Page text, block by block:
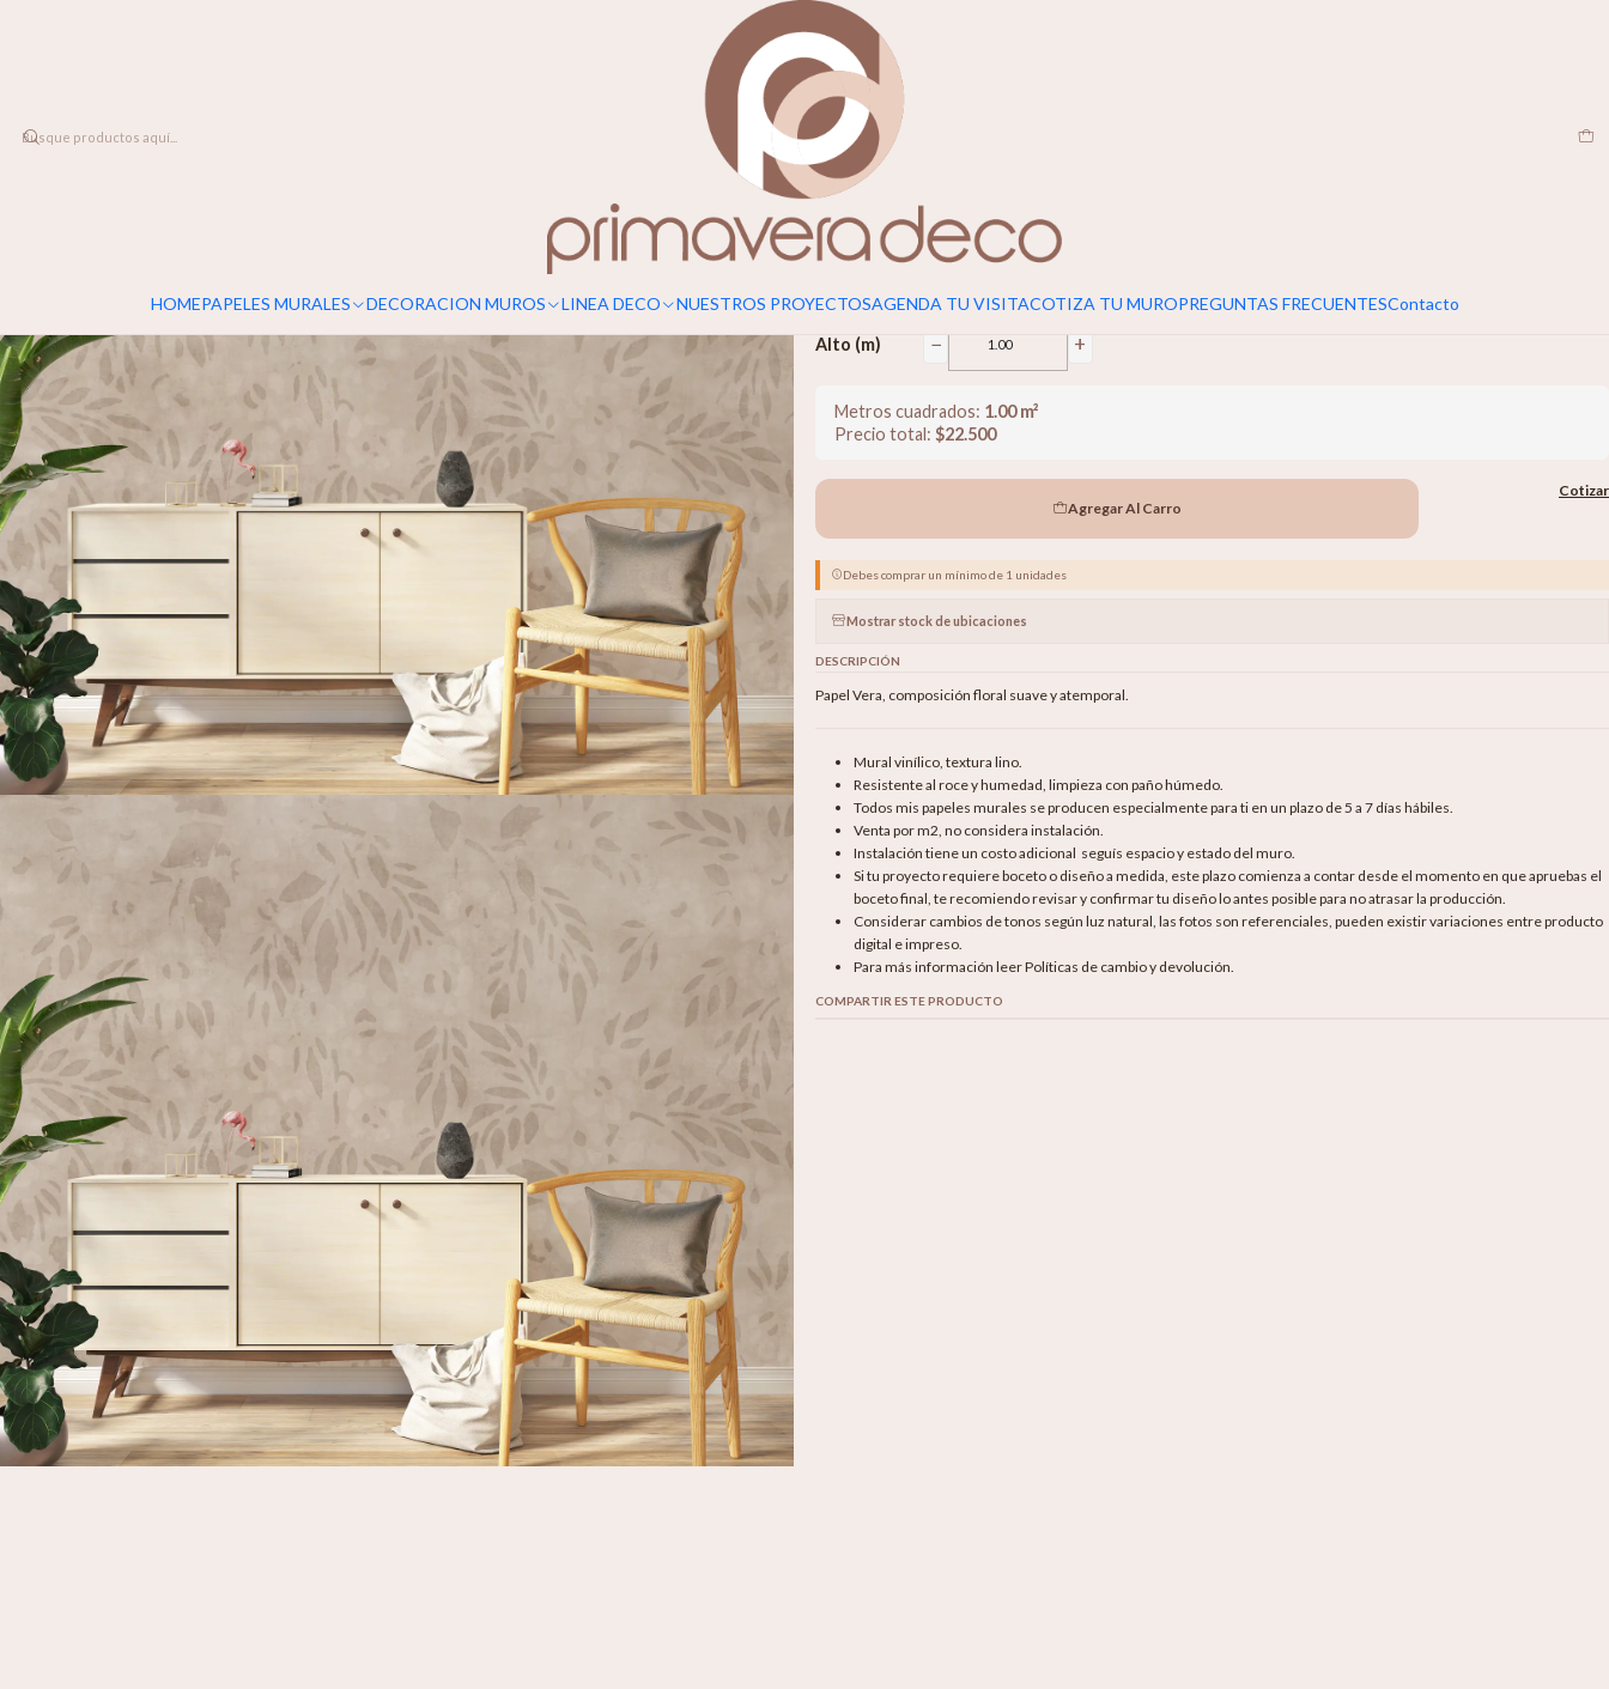
HOMEPAPELES MURALES DECORACION MUROS LINEA DECO NUESTROS PROYECTOSAGENDA TU VISITACOTIZA TU MUROPREGUNTAS FRECUENTESContacto
Para un calce perfecto, considerar sumar 5cm extra al ancho y alto de tu muro
Vera
$22.500
Alto (m) − +
Metros cuadrados: 1.00m²
Precio total: $22.500
Agregar Al Carro
Cotizar
Debes comprar un mínimo de 1 unidades
Mostrar stock de ubicaciones
DESCRIPCIÓN
Papel Vera, composición floral suave y atemporal.
Mural vinílico, textura lino.
Resistente al roce y humedad, limpieza con paño húmedo.
Todos mis papeles murales se producen especialmente para ti en un plazo de 5 a 7 días hábiles.
Venta por m2, no considera instalación.
Instalación tiene un costo adicional seguís espacio y estado del muro.
Si tu proyecto requiere boceto o diseño a medida, este plazo comienza a contar desde el momento en que apruebas el
boceto final, te recomiendo revisar y confirmar tu diseño lo antes posible para no atrasar la producción.
Considerar cambios de tonos según luz natural, las fotos son referenciales, pueden existir variaciones entre producto
digital e impreso.
Para más información leer Políticas de cambio y devolución.
COMPARTIR ESTE PRODUCTO